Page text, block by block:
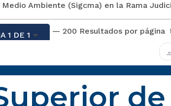
Medio Ambiente (Sigcma) en la Rama
1 DE 1 — 200 Resultados por página